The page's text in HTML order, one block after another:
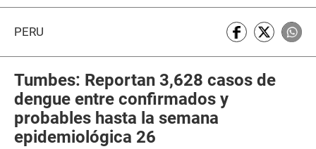
PERÚ
Tumbes: Reportan 3,628 casos de
dengue entre confirmados y
probables hasta la semana
epidemiológica 26